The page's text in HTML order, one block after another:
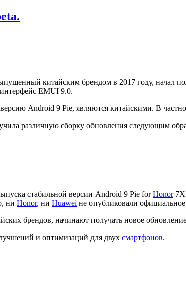
китайским брендом в 2017 году, начал
EMUI 9.0.
Android 9 Pie, являются китайскими. В
различную сборку обновления следующим
стабильной версии Android 9 Pie forHonor7X
ни Honor, ни Huawei не опубликовали
брендов, начинают получать новое
и оптимизаций для двух смартфонов.